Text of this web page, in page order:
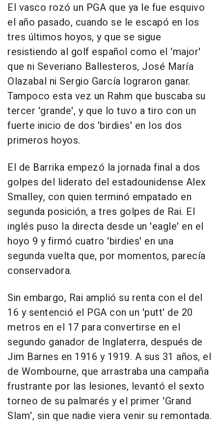
El vasco rozó un PGA que ya le fue esquivo
el año pasado, cuando se le escapó en los
tres últimos hoyos, y que se sigue
resistiendo al golf español como el 'major'
que ni Severiano Ballesteros, José María
Olazabal ni Sergio García lograron ganar.
Tampoco esta vez un Rahm que buscaba su
tercer 'grande', y que lo tuvo a tiro con un
fuerte inicio de dos 'birdies' en los dos
primeros hoyos.
El de Barrika empezó la jornada final a dos
golpes del liderato del estadounidense Alex
Smalley, con quien terminó empatado en
segunda posición, a tres golpes de Rai. El
inglés puso la directa desde un 'eagle' en el
hoyo 9 y firmó cuatro 'birdies' en una
segunda vuelta que, por momentos, parecía
conservadora.
Sin embargo, Rai amplió su renta con el del
16 y sentenció el PGA con un 'putt' de 20
metros en el 17 para convertirse en el
segundo ganador de Inglaterra, después de
Jim Barnes en 1916 y 1919. A sus 31 años, el
de Wombourne, que arrastraba una campaña
frustrante por las lesiones, levantó el sexto
torneo de su palmarés y el primer 'Grand
Slam', sin que nadie viera venir su remontada.